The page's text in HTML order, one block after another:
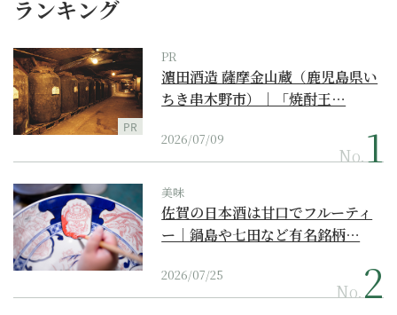
ランキング
PR
PR
濵田酒造 薩摩金山蔵（鹿児島県い
ちき串木野市）｜「焼酎王…
2026/07/09
No.
美味
佐賀の日本酒は甘口でフルーティ
ー｜鍋島や七田など有名銘柄…
2026/07/25
No.